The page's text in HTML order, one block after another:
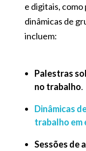
e digitais,
dinâmicas de
incluem:
Palestras
no trabalho.
Dinâmicas
trabalho em
Sessões de